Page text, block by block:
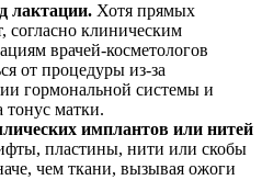
лактации. Хотя прямых
согласно клиническим
врачей-косметологов
от процедуры из-за
гормональной системы и
тонус матки.
имплантов или нитей
пластины, нити или скобы
чем ткани, вызывая ожоги